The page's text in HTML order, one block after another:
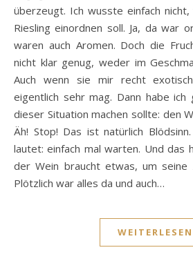
überzeugt. Ich wusste einfach
Riesling einordnen soll. Ja, da war
waren auch Aromen. Doch die
nicht klar genug, weder im
Auch wenn sie mir recht
eigentlich sehr mag. Dann habe ich
dieser Situation machen sollte: den
Äh! Stop! Das ist natürlich
lautet: einfach mal warten. Und das
der Wein braucht etwas, um seine
Plötzlich war alles da und auch…
WEITERLESEN